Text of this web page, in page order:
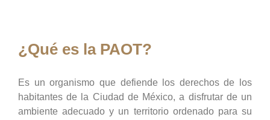
¿Qué es la PAOT?
Es un organismo que defiende los derechos de los
habitantes de la Ciudad de México, a disfrutar de un
ambiente adecuado y un territorio ordenado para su